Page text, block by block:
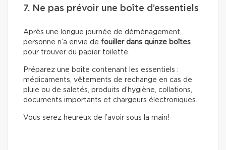
7. Ne pas prévoir une boîte d’essentiels
Après une longue journée de déménagement,
personne n’a envie de fouiller dans quinze boîtes
pour trouver du papier toilette.
Préparez une boîte contenant les essentiels :
médicaments, vêtements de rechange en cas de
pluie ou de saletés, produits d’hygiène, collations,
documents importants et chargeurs électroniques.
Vous serez heureux de l’avoir sous la main!